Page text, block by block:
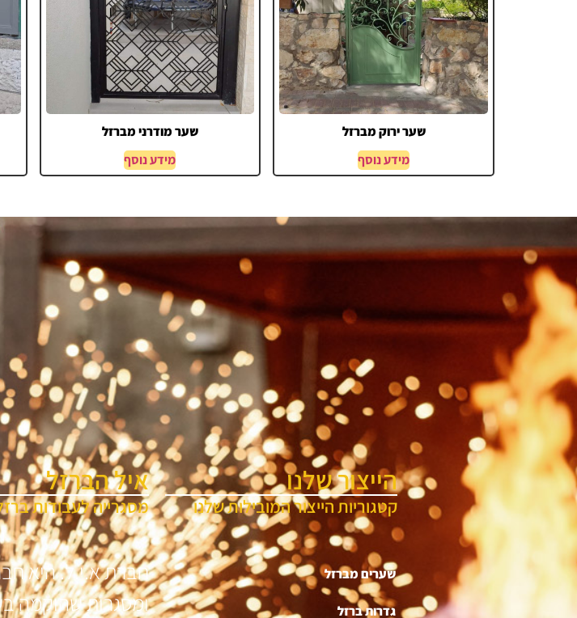
שער ירוק מברזל
מידע נוסף
שער מודרני מברזל
מידע נוסף
הייצור שלנו
קטגוריות הייצור המובילות שלנו
שערים מברזל
גדרות ברזל
איל הברזל
מסגרייה לעבודות
חברת א.י.ל. היא